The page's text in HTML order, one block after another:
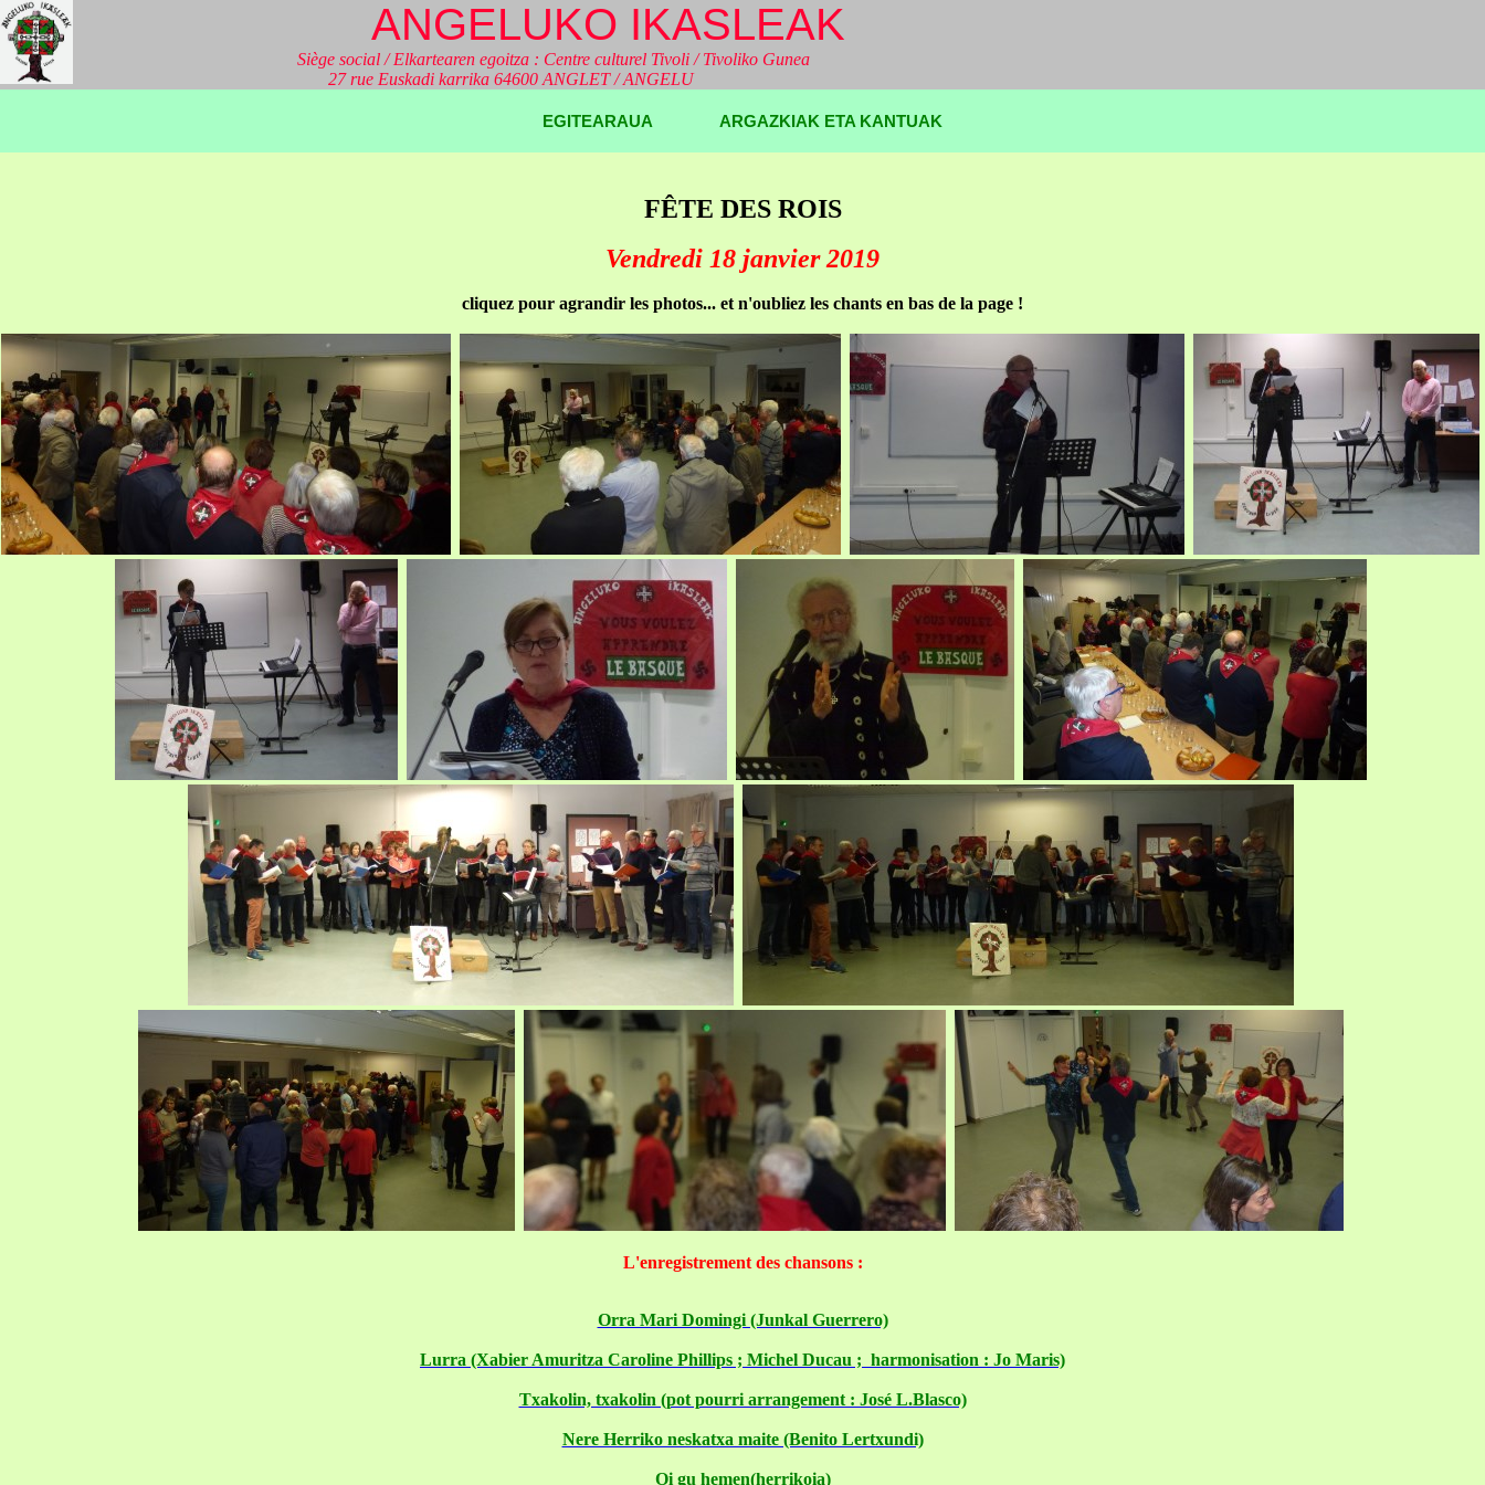
ANGELUKO IKASLEAK
Siège social / Elkartearen egoitza : Centre culturel Tivoli / Tivoliko Gunea
27 rue Euskadi karrika 64600 ANGLET / ANGELU
EGITEARAUA ARGAZKIAK ETA KANTUAK
FÊTE DES ROIS
Vendredi 18 janvier 2019
cliquez pour agrandir les photos... et n'oubliez les chants en bas de la page !
L'enregistrement des chansons :
Orra Mari Domingi (Junkal Guerrero)
Lurra (Xabier Amuritza Caroline Phillips ; Michel Ducau ; harmonisation : Jo Maris)
Txakolin, txakolin (pot pourri arrangement : José L.Blasco)
Nere Herriko neskatxa maite (Benito Lertxundi)
Oi gu hemen(herrikoia)